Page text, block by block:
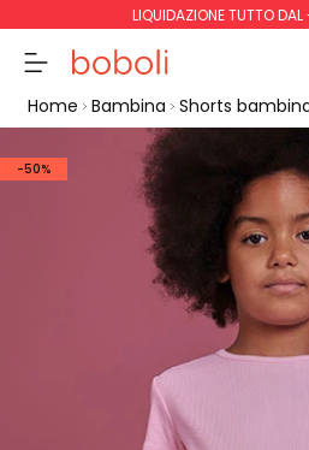
LIQUIDAZIONE TUTTO
Home Bambina Shorts
-50%